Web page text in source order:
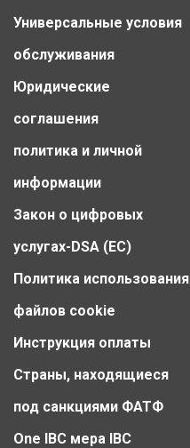
Универсальные условия
обслуживания
Юридические
соглашения
политика и личной
информации
Закон о цифровых
услугах-DSA (ЕС)
Политика использования
файлов cookie
Инструкция оплаты
Страны, находящиеся
под санкциями ФАТФ
One IBC мера IBC